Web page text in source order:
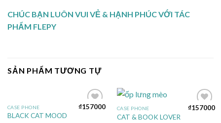
CHÚC BẠN LUÔN VUI VẺ & HẠNH PHÚC VỚI TÁC
PHẨM FLEPY
SẢN PHẨM TƯƠNG TỰ
Add to
CASE PHONE
BLACK CAT MOOD
₫157000
Add to
CASE PHONE
CAT & BOOK LOVER
₫157000